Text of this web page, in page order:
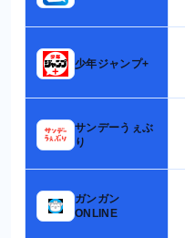
少年ジャンプ+
サンデーうぇぶ
り
ガンガン
ONLINE